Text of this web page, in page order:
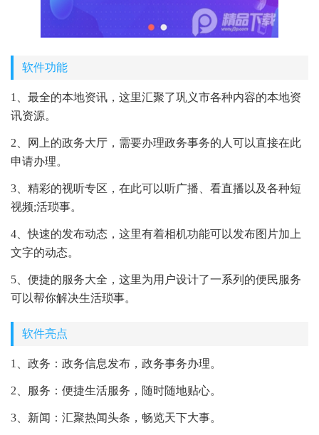
软件功能
1、最全的本地资讯，这里汇聚了巩义市各种内容的本地资
讯资源。
2、网上的政务大厅，需要办理政务事务的人可以直接在此
申请办理。
3、精彩的视听专区，在此可以听广播、看直播以及各种短
视频;活琐事。
4、快速的发布动态，这里有着相机功能可以发布图片加上
文字的动态。
5、便捷的服务大全，这里为用户设计了一系列的便民服务
可以帮你解决生活琐事。
软件亮点
1、政务：政务信息发布，政务事务办理。
2、服务：便捷生活服务，随时随地贴心。
3、新闻：汇聚热闻头条，畅览天下大事。